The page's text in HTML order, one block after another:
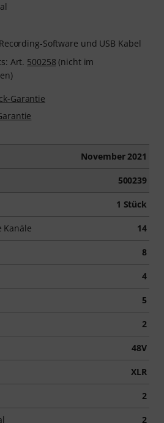
Software und USB Kabel
Art. 500258 (nicht im
Garantie
November 2021
500239
1 Stück
Kanäle 14
8
4
5
2
48V
XLR
2
2